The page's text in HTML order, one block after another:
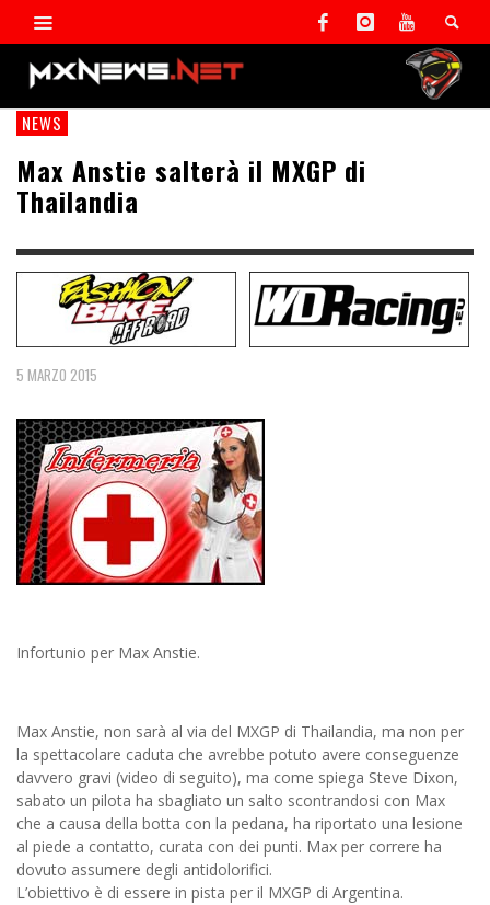
NEWS
Max Anstie salterà il MXGP di
Thailandia
5 MARZO 2015
Infortunio per Max Anstie.
Max Anstie, non sarà al via del MXGP di Thailandia, ma non per
la spettacolare caduta che avrebbe potuto avere conseguenze
davvero gravi (video di seguito), ma come spiega Steve Dixon,
sabato un pilota ha sbagliato un salto scontrandosi con Max
che a causa della botta con la pedana, ha riportato una lesione
al piede a contatto, curata con dei punti. Max per correre ha
dovuto assumere degli antidolorifici.
L’obiettivo è di essere in pista per il MXGP di Argentina.